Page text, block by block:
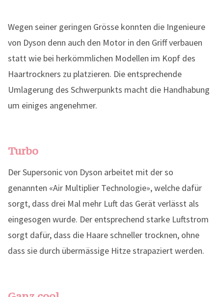
Wegen seiner geringen Grösse konnten die Ingenieure
von Dyson denn auch den Motor in den Griff verbauen
statt wie bei herkömmlichen Modellen im Kopf des
Haartrockners zu platzieren. Die entsprechende
Umlagerung des Schwerpunkts macht die Handhabung
um einiges angenehmer.
Turbo
Der Supersonic von Dyson arbeitet mit der so
genannten «Air Multiplier Technologie», welche dafür
sorgt, dass drei Mal mehr Luft das Gerät verlässt als
eingesogen wurde. Der entsprechend starke Luftstrom
sorgt dafür, dass die Haare schneller trocknen, ohne
dass sie durch übermässige Hitze strapaziert werden.